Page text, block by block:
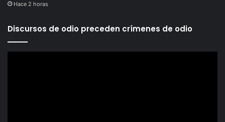
Hace 2 horas
Discursos de odio preceden crímenes de odio